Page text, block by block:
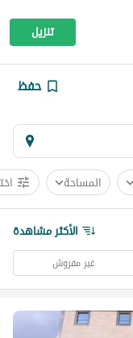
تنزيل
حفظ
المساحة
الأكثر مشاهدة
غير مفروش